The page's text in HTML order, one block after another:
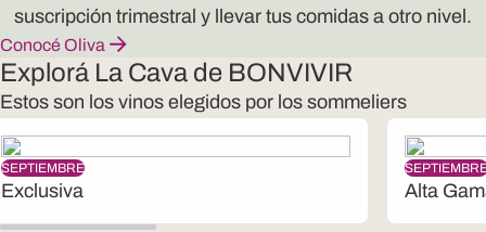
suscripción trimestral y llevar tus comidas a otro nivel.
Conocé Oliva
Explorá La Cava de BONVIVIR
Estos son los vinos elegidos por los sommeliers
SEPTIEMBRE
Exclusiva Alta